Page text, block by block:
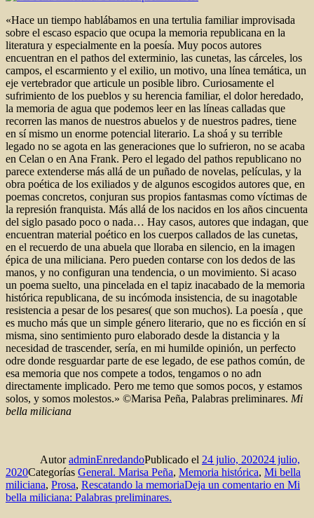
«Hace un tiempo hablábamos en una tertulia familiar improvisada
sobre el escaso espacio que ocupa la memoria republicana en la
literatura y especialmente en la poesía. Muy pocos autores
encuentran en el pathos del exterminio, las cunetas, las cárceles, los
campos, el escarmiento y el exilio, un motivo, una línea temática, un
eje vertebrador que articule un posible libro. Curiosamente el
sufrimiento de los pueblos y su herencia familiar, el dolor heredado,
la memoria de agua que podemos leer en las líneas calladas que
recorren las manos de nuestros abuelos y de nuestros padres, tiene
en sí mismo un enorme potencial literario. La shoá y su terrible
legado no se agota en las generaciones que lo sufrieron, no se acaba
en Celan o en Ana Frank. Pero el legado del pathos republicano no
parece extenderse más allá de un puñado de novelas, películas, y la
obra poética de los exiliados y de algunos escogidos autores que, en
poemas concretos, conjuran sus propios fantasmas como víctimas de
la represión franquista. Más allá de los nacidos en los años cincuenta
del siglo pasado poco o nada… Hay casos, autores que indagan, que
encuentran material poético en los cuerpos callados de las cunetas,
en el recuerdo de una abuela que lloraba en silencio, en la imagen
épica de una miliciana. Pero pueden contarse con los dedos de las
manos, y no configuran una tendencia, o un movimiento. Si acaso
un poema suelto, una pincelada en el tapiz inacabado de la memoria
histórica republicana, de su incómoda insistencia, de su inagotable
resistencia a pesar de los pesares( que son muchos). La poesía , que
es mucho más que un simple género literario, que no es ficción en sí
misma, sino sentimiento puro elaborado desde la distancia y la
necesidad de trascender, sería, en mi humilde opinión, un perfecto
odre donde resguardar parte de ese legado, de ese pathos común, de
esa memoria que nos compete a todos, tengamos o no adn
directamente implicado. Pero me temo que somos pocos, y estamos
solos, y somos molestos.» ©Marisa Peña, Palabras preliminares. Mi
bella miliciana
AutoradminEnredandoPublicado el 24 julio, 202024 julio,
2020Categorías General. Marisa Peña, Memoria histórica, Mi bella
miliciana, Prosa, Rescatando la memoriaDeja un comentario en Mi
bella miliciana: Palabras preliminares.